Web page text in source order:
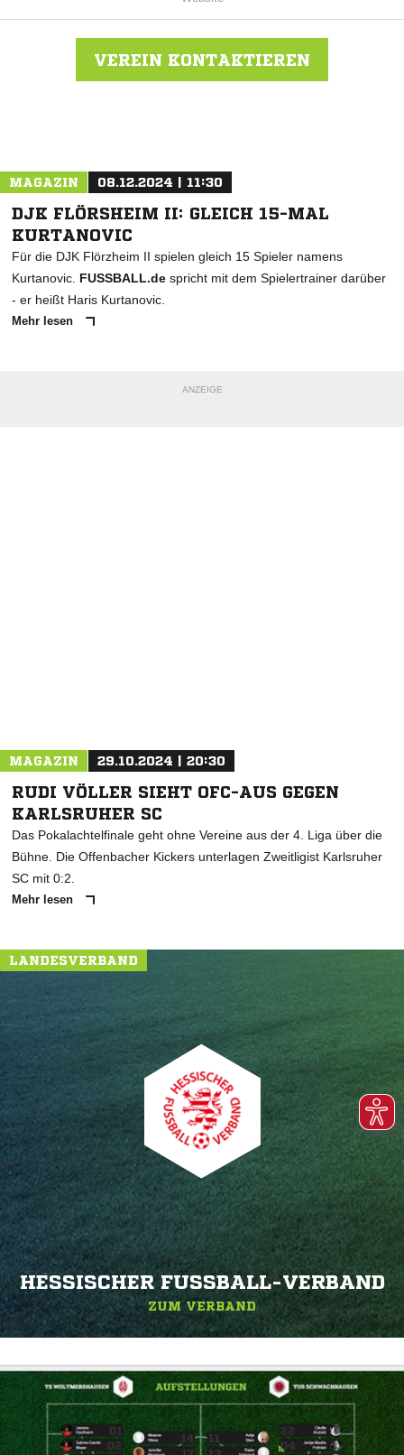
VEREIN KONTAKTIEREN
MAGAZIN 08.12.2024 | 11:30
DJK FLÖRSHEIM II: GLEICH 15-MAL
KURTANOVIC
Für die DJK Flörzheim II spielen gleich 15 Spieler namens
Kurtanovic. FUSSBALL.de spricht mit dem Spielertrainer darüber
- er heißt Haris Kurtanovic.
Mehr lesen
ANZEIGE
MAGAZIN 29.10.2024 | 20:30
RUDI VÖLLER SIEHT OFC-AUS GEGEN
KARLSRUHER SC
Das Pokalachtelfinale geht ohne Vereine aus der 4. Liga über die
Bühne. Die Offenbacher Kickers unterlagen Zweitligist Karlsruher
SC mit 0:2.
Mehr lesen
LANDESVERBAND
HESSISCHER FUSSBALL-VERBAND
ZUM VERBAND